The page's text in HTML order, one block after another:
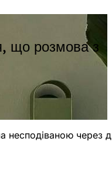
що розмова з
несподіваною через